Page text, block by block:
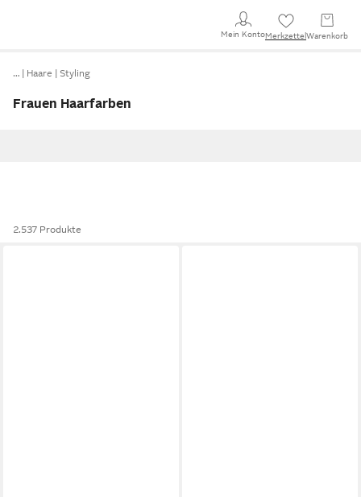
Mein KontoMerkzettel Warenkorb
… Haare Styling
Frauen Haarfarben
2.537 Produkte